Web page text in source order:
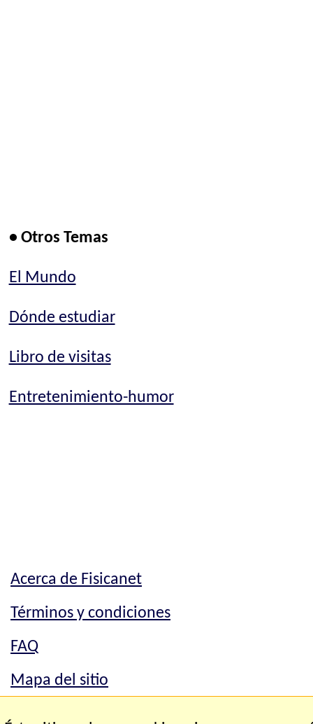
• Otros Temas
El Mundo
Dónde estudiar
Libro de visitas
Entretenimiento-humor
Acerca de Fisicanet
Términos y condiciones
FAQ
Mapa del sitio